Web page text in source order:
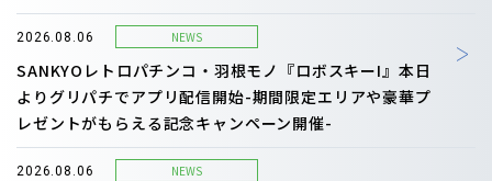
2026.08.06 NEWS
SANKYOレトロパチンコ・羽根モノ『ロボスキーI』本日
よりグリパチでアプリ配信開始-期間限定エリアや豪華プ
レゼントがもらえる記念キャンペーン開催-
2026.08.06 NEWS